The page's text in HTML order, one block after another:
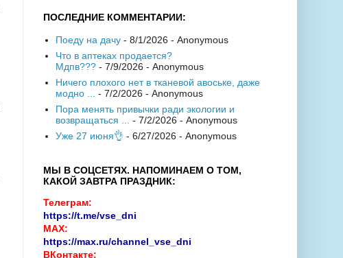
ПОСЛЕДНИЕ КОММЕНТАРИИ:
Поеду на дачу- 8/1/2026 - Anonymous
Что в аптеках продается?
Мдпв???- 7/9/2026 - Anonymous
Ничего плохого нет в тканевой авоське, даже
модно ... - 7/2/2026 - Anonymous
Пора менять привычки ради экологии и
возвращаться ... - 7/2/2026 - Anonymous
Уже 27 июня👌 - 6/27/2026 - Anonymous
МЫ В СОЦСЕТЯХ. НАПОМИНАЕМ О ТОМ,
КАКОЙ ЗАВТРА ПРАЗДНИК:
Телеграм:
https://t.me/vse_dni
MAX:
https://max.ru/channel_vse_dni
ВКонтакте: